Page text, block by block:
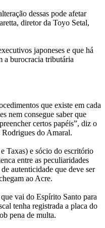
dessas pode afetar
diretor da Toyo Setal,
japoneses e que há
a burocracia tributária
que existe em cada
nem consegue saber que
certos papéis”, diz o
do Amaral.
Taxas) e sócio do escritório
entre as peculiaridades
autenticidade que deve ser
ao Acre.
vai do Espírito Santo para
tenha registrada a placa do
pena de multa.